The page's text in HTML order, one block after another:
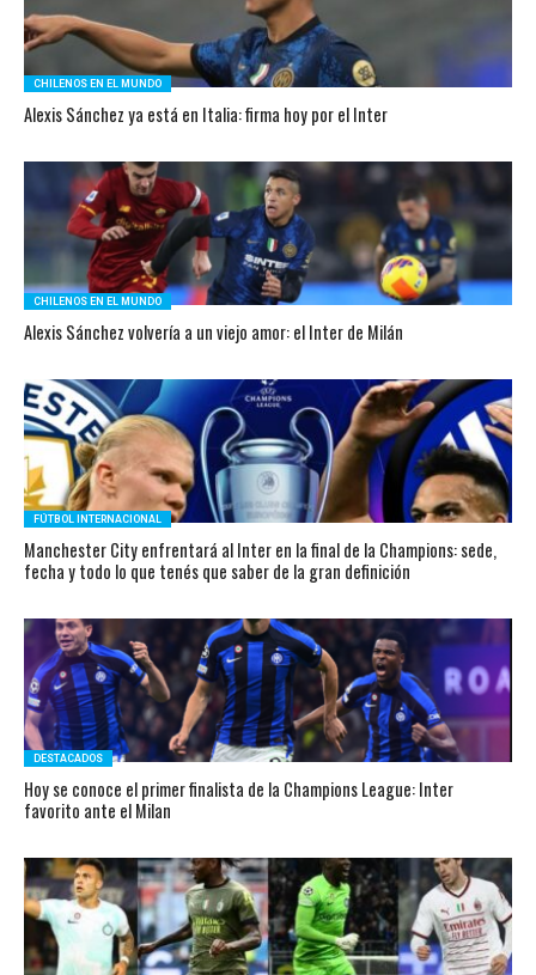
CHILENOS EN EL MUNDO
Alexis Sánchez ya está en Italia: firma hoy por el Inter
CHILENOS EN EL MUNDO
Alexis Sánchez volvería a un viejo amor: el Inter de Milán
FÚTBOL INTERNACIONAL
Manchester City enfrentará al Inter en la final de la Champions: sede,
fecha y todo lo que tenés que saber de la gran definición
DESTACADOS
Hoy se conoce el primer finalista de la Champions League: Inter
favorito ante el Milan